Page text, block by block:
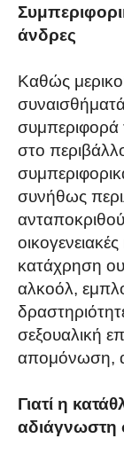
άνδρες
Καθώς
συμπεριφορά
στο
συνήθως
κατάχρηση
αλκοόλ,
σεξουαλική
απομόνωση,
Γιατί η
αδιάγνωστη